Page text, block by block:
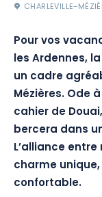
CHARLEVILLE-
Pour vos
les Ardennes,
un cadre
Mézières. Ode
cahier de
bercera dans
L’alliance
charme
confortable.